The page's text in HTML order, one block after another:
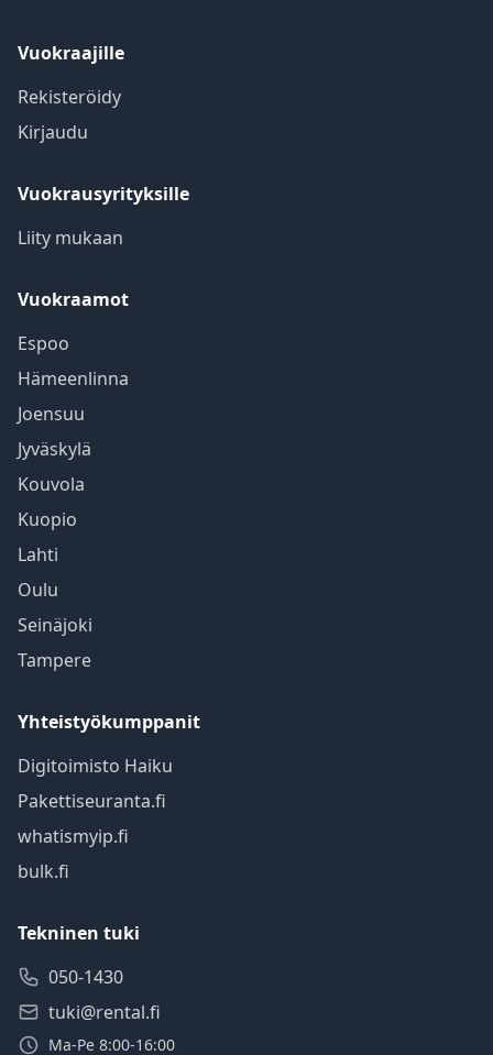
Vuokraajille
Rekisteröidy
Kirjaudu
Vuokrausyrityksille
Liity mukaan
Vuokraamot
Espoo
Hämeenlinna
Joensuu
Jyväskylä
Kouvola
Kuopio
Lahti
Oulu
Seinäjoki
Tampere
Yhteistyökumppanit
Digitoimisto Haiku
Pakettiseuranta.fi
whatismyip.fi
bulk.fi
Tekninen tuki
050-1430
tuki@rental.fi
Ma-Pe 8:00-16:00